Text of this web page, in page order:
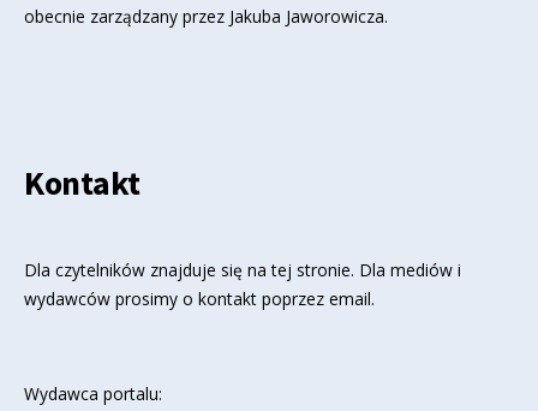
obecnie zarządzany przez Jakuba Jaworowicza.
Kontakt
Dla czytelników znajduje się na tej stronie. Dla mediów i
wydawców prosimy o kontakt poprzez email.
Wydawca portalu: